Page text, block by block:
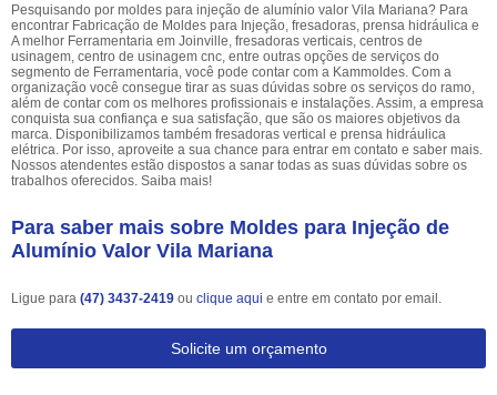
Pesquisando por moldes para injeção de alumínio valor Vila Mariana? Para
encontrar Fabricação de Moldes para Injeção, fresadoras, prensa hidráulica e
A melhor Ferramentaria em Joinville, fresadoras verticais, centros de
usinagem, centro de usinagem cnc, entre outras opções de serviços do
segmento de Ferramentaria, você pode contar com a Kammoldes. Com a
organização você consegue tirar as suas dúvidas sobre os serviços do ramo,
além de contar com os melhores profissionais e instalações. Assim, a empresa
conquista sua confiança e sua satisfação, que são os maiores objetivos da
marca. Disponibilizamos também fresadoras vertical e prensa hidráulica
elétrica. Por isso, aproveite a sua chance para entrar em contato e saber mais.
Nossos atendentes estão dispostos a sanar todas as suas dúvidas sobre os
trabalhos oferecidos. Saiba mais!
Para saber mais sobre Moldes para Injeção de
Alumínio Valor Vila Mariana
Ligue para (47) 3437-2419 ou clique aqui e entre em contato por email.
Solicite um orçamento